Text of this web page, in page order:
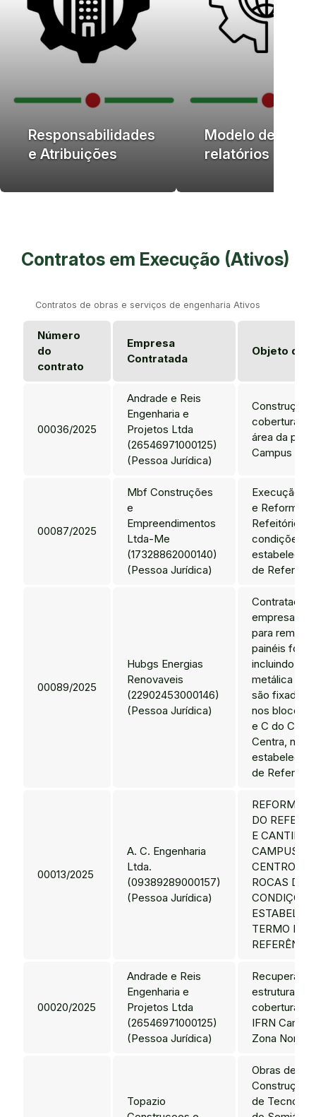
Responsabilidades
e Atribuições
Modelo de
relatórios
Contratos em Execução (Ativos)
Contratos de obras e serviços de engenharia Ativos
Número
do
contrato
Empresa
Contratada
Objeto do
00036/2025
Andrade e Reis
Engenharia e
Projetos Ltda
(26546971000125)
(Pessoa Jurídica)
Construção
cobertura
área da
Campus
00087/2025
Mbf Construções
e
Empreendimentos
Ltda-Me
(17328862000140)
(Pessoa Jurídica)
Execução
e Reforma
Refeitório,
condições
de
00089/2025
Hubgs Energias
Renovaveis
(22902453000146)
(Pessoa Jurídica)
Contratação
empresa
para
painéis
incluindo a
metálica
são fixados
nos bloco
e C do
Centra, nas
de
00013/2025
A. C. Engenharia
Ltda.
(09389289000157)
(Pessoa Jurídica)
REFORMA/
DO
E CANTINA,
CAMPUS
CENTRO
ROCAS DO
CONDIÇÕES
TERMO DE
00020/2025
Andrade e Reis
Engenharia e
Projetos Ltda
(26546971000125)
(Pessoa Jurídica)
estrutura
cobertura
IFRN
Zona Norte.
Topazio
Obras de
Construção
de